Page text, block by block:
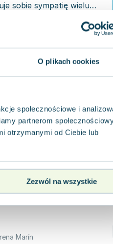
O plikach cookies
społecznościowe i
partnerom
otrzymanymi od Ciebie lub
Zezwól na wszystkie
sobie sympatię wielu
Marín,Marifé Gonzalez
decyzję, by
że entuzjazmu mu nie
Marín